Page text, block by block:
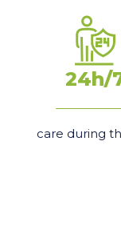
24h/
care during